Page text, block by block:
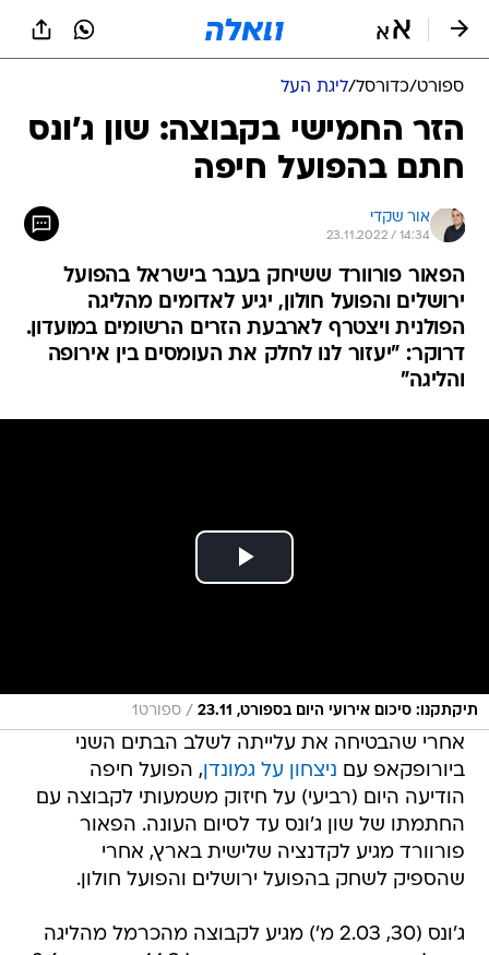
ספורט/כדורסל/ליגת העל
הזר החמישי בקבוצה: שון ג'ונס
חתם בהפועל חיפה
אור שקדי
23.11.2022 / 14:34
הפאור פורוורד ששיחק בעבר בישראל בהפועל
ירושלים והפועל חולון, יגיע לאדומים מהליגה
הפולנית ויצטרף לארבעת הזרים הרשומים במועדון.
דרוקר: "יעזור לנו לחלק את העומסים בין אירופה
והליגה"
תיקתקנו: סיכום אירועי היום בספורט, 23.11 / ספורט1
אחרי שהבטיחה את עלייתה לשלב הבתים השני
ביורופקאפ עם ניצחון על גמונדן, הפועל חיפה
הודיעה היום (רביעי) על חיזוק משמעותי לקבוצה עם
החתמתו של שון ג'ונס עד לסיום העונה. הפאור
פורוורד מגיע לקדנציה שלישית בארץ, אחרי
שהספיק לשחק בהפועל ירושלים והפועל חולון.
ג'ונס (30, 2.03 מ') מגיע לקבוצה מהכרמל מהליגה